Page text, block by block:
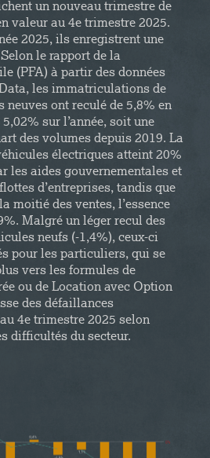
un nouveau trimestre de
valeur au 4e trimestre 2025.
2025, ils enregistrent une
le rapport de la
(PFA) à partir des données
les immatriculations de
ont reculé de 5,8% en
sur l’année, soit une
des volumes depuis 2019. La
électriques atteint 20%
les aides gouvernementales et
d’entreprises, tandis que
moitié des ventes, l’essence
Malgré un léger recul des
neufs (-1,4%), ceux-ci
pour les particuliers, qui se
vers les formules de
ou de Location avec Option
des défaillances
4e trimestre 2025 selon
difficultés du secteur.